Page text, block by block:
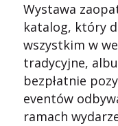
Wystawa
katalog, który
wszystkim w
tradycyjne,
bezpłatnie
eventów
ramach